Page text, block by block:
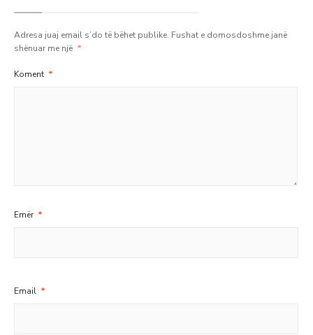
Adresa juaj email s’do të bëhet publike. Fushat e domosdoshme janë
shënuar me një *
Koment *
Emër *
Email *